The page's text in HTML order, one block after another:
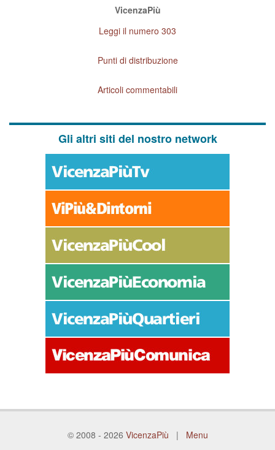
VicenzaPiù
Leggi il numero 303
Punti di distribuzione
Articoli commentabili
Gli altri siti del nostro network
© 2008 - 2026 VicenzaPiù | Menu